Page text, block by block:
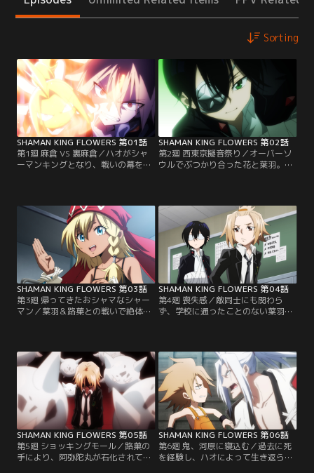
Sorting
SHAMAN KING FLOWERS 第01話
第1廻 麻倉 VS 裏麻倉／ハオがシャ
ーマンキングとなり、戦いの幕を閉
親の才を受け継ぎ、シャーマンの力
を使いこなすも、養母のたまおから
力を制限するよう言われ、鬱屈した
日々を送っていた。しかし、裏麻倉
家の次期当主を名乗る葉羽が現れ、
その日常が一変。【提供：バンダイ
チャンネル】
SHAMAN KING FLOWERS 第02話
第2廻 西東京擬音祭り／オーバーソ
ウルでぶつかり合った花と葉羽。こ
や自身と似た境遇を感じる。そんな
中、今度は葉羽の姉・路菓が花の前
に現れる。そのオーバーソウルは驚
くべき形態を持つものだった。【提
供：バンダイチャンネル】
SHAMAN KING FLOWERS 第03話
第3廻 帰ってきたおシャマなシャー
マン／葉羽＆路菓との戦いで絶体絶
のもとにやって来た理由は、これか
ら起こる戦いのためだと言い……。
そんな中、花が通う森羅学園に転校
生として葉羽が入学してくる。【提
供：バンダイチャンネル】
SHAMAN KING FLOWERS 第04話
第4廻 喪失感／敵同士にも関わら
ず、学校に通ったことのない葉羽に
いた葉羽は、花にも友達がいないと
わかり、勝手に「友達一号」を名乗
る。再び刃を交える時まで平穏に過
ごそうと決めた最中、2人の前に新
たな転校生が現れ……！？【提供：
バンダイチャンネル】
SHAMAN KING FLOWERS 第05話
第5廻 ショッキングモール／路菓の
手により、阿弥陀丸が石化されてし
SHAMAN KING FLOWERS 第06話
第6廻 鬼、河原に寝込む／過去に死
を経験し、ハオによって生き返らせ